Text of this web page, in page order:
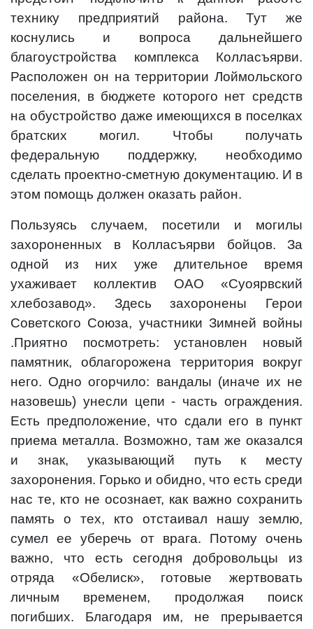
технику предприятий района. Тут же
коснулись и вопроса дальнейшего
благоустройства комплекса Колласъярви.
Расположен он на территории Лоймольского
поселения, в бюджете которого нет средств
на обустройство даже имеющихся в поселках
братских могил. Чтобы получать
федеральную поддержку, необходимо
сделать проектно-сметную документацию. И в
этом помощь должен оказать район.
Пользуясь случаем, посетили и могилы
захороненных в Колласъярви бойцов. За
одной из них уже длительное время
ухаживает коллектив ОАО «Суоярвский
хлебозавод». Здесь захоронены Герои
Советского Союза, участники Зимней войны
.Приятно посмотреть: установлен новый
памятник, облагорожена территория вокруг
него. Одно огорчило: вандалы (иначе их не
назовешь) унесли цепи - часть ограждения.
Есть предположение, что сдали его в пункт
приема металла. Возможно, там же оказался
и знак, указывающий путь к месту
захоронения. Горько и обидно, что есть среди
нас те, кто не осознает, как важно сохранить
память о тех, кто отстаивал нашу землю,
сумел ее уберечь от врага. Потому очень
важно, что есть сегодня добровольцы из
отряда «Обелиск», готовые жертвовать
личным временем, продолжая поиск
погибших. Благодаря им, не прерывается